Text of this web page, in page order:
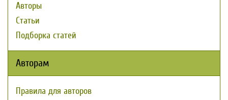
Авторы
Статьи
Подборка статей
Авторам
Правила для авторов